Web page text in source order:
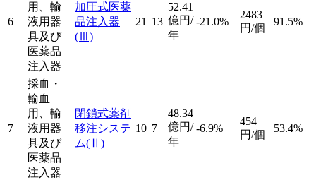
6
用、輸
液用器
具及び
医薬品
注入器
加圧式医薬
品注入器
(Ⅲ)
21 13
52.41
億円/
年
-21.0%
2483
円/個
91.5%
7
採血・
輸血
用、輸
液用器
具及び
医薬品
注入器
閉鎖式薬剤
移注システ
ム(Ⅱ)
10 7
48.34
億円/
年
-6.9%
454
円/個
53.4%